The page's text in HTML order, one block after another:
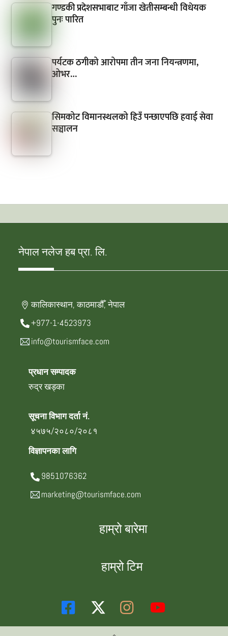
गण्डकी प्रदेशसभाबाट गाँजा खेतीसम्बन्धी विधेयक
पुनः पारित
पर्यटक ठगीको आरोपमा तीन जना नियन्त्रणमा,
ओभर…
सिमकोट विमानस्थलको हिउँ पन्छाएपछि हवाई सेवा
सञ्चालन
नेपाल नलेज हब प्रा. लि.
कालिकास्थान, काठमाडौँ, नेपाल
+977-1-4523973
info@tourismface.com
प्रधान सम्पादक
रुद्र खड्का
सूचना विभाग दर्ता नं.
४५७५/२०८०/२०८१
विज्ञापनका लागि
9851076362
marketing@tourismface.com
हाम्रो बारेमा
हाम्रो टिम